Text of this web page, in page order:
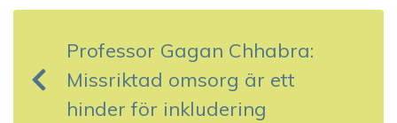
n
Professor Gagan Chhabra:
Missriktad omsorg är ett
hinder för inkludering